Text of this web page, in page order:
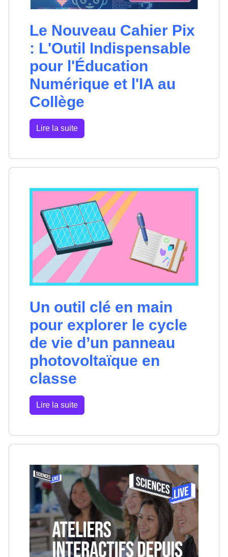
Le Nouveau Cahier Pix
: L'Outil Indispensable
pour l'Éducation
Numérique et l'IA au
Collège
Lire la suite
Un outil clé en main
pour explorer le cycle
de vie d’un panneau
photovoltaïque en
classe
Lire la suite